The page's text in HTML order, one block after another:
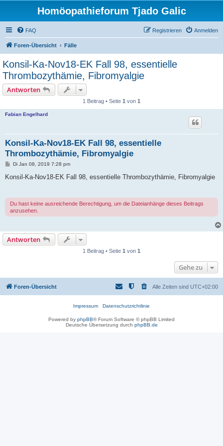
Homöopathieforum Tjado Galic
FAQ Anmelden
Registrieren
Foren-Übersicht Fälle
Konsil-Ka-Nov18-EK Fall 98, essentielle
Thrombozythämie, Fibromyalgie
Antworten
1 Beitrag • Seite 1 von 1
Fabian Engelhard
Konsil-Ka-Nov18-EK Fall 98, essentielle
Thrombozythämie, Fibromyalgie
B
i
g
Di Jan 08, 2019 7:28 pm
Konsil-Ka-Nov18-EK Fall 98, essentielle Thrombozythämie, Fibromyalgie
Du hast keine ausreichende Berechtigung, um die Dateianhänge dieses Beitrags
anzusehen.
Antworten
1 Beitrag • Seite 1 von 1
Gehe zu
Foren-Übersicht Alle Zeiten sind UTC+02:00
Impressum Datenschutzrichtlinie
Powered by phpBB® Forum Software © phpBB Limited
Deutsche Übersetzung durch phpBB.de